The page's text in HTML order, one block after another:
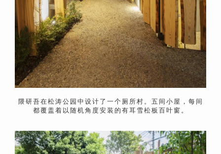
隈研吾在松涛公园中设计了一个厕所村。 五间小屋，每间
都覆盖着以随机角度安装的有耳雪松板百叶窗。